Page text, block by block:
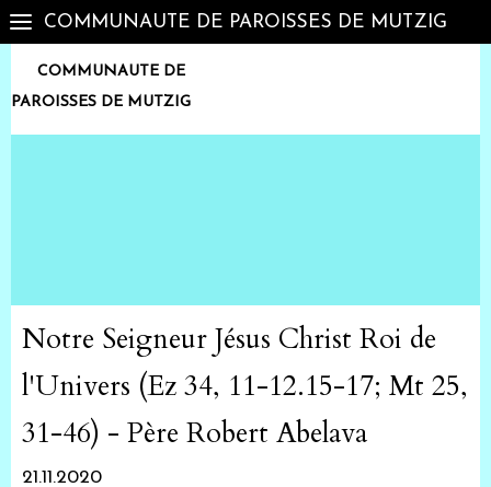
COMMUNAUTE DE PAROISSES DE MUTZIG
COMMUNAUTE DE
PAROISSES DE MUTZIG
Notre Seigneur Jésus Christ Roi de
l'Univers (Ez 34, 11-12.15-17; Mt 25,
31-46) - Père Robert Abelava
21.11.2020